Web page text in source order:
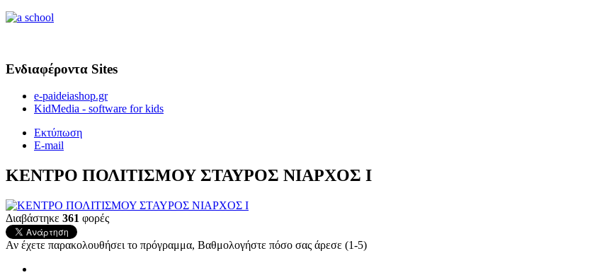
Ενδιαφέροντα Sites
e-paideiashop.gr
KidMedia - software for kids
Εκτύπωση
E-mail
ΚΕΝΤΡΟ ΠΟΛΙΤΙΣΜΟΥ ΣΤΑΥΡΟΣ ΝΙΑΡΧΟΣ Ι
Διαβάστηκε 361 φορές
Αν έχετε παρακολουθήσει το πρόγραμμα, Βαθμολογήστε πόσο σας άρεσε (1-5)